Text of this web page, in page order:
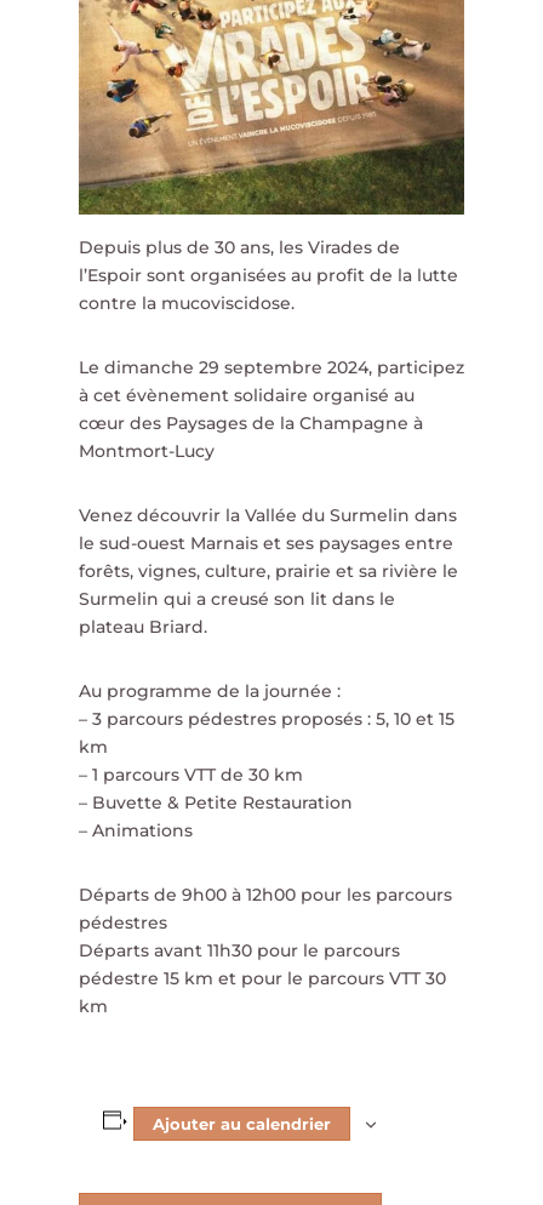
Depuis plus de 30 ans, les Virades de
l’Espoir sont organisées au profit de la lutte
contre la mucoviscidose.
Le dimanche 29 septembre 2024, participez
à cet évènement solidaire organisé au
cœur des Paysages de la Champagne à
Montmort-Lucy
Venez découvrir la Vallée du Surmelin dans
le sud-ouest Marnais et ses paysages entre
forêts, vignes, culture, prairie et sa rivière le
Surmelin qui a creusé son lit dans le
plateau Briard.
Au programme de la journée :
– 3 parcours pédestres proposés : 5, 10 et 15
km
– 1 parcours VTT de 30 km
– Buvette & Petite Restauration
– Animations
Départs de 9h00 à 12h00 pour les parcours
pédestres
Départs avant 11h30 pour le parcours
pédestre 15 km et pour le parcours VTT 30
km
Ajouter au calendrier